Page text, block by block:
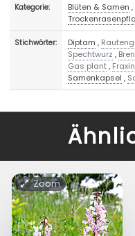
Kategorie: Blüten & Samen ,
Stichwörter: Diptam ,
Spechtwurz ,
Gas plant,
Samenkapsel ,
Zoom